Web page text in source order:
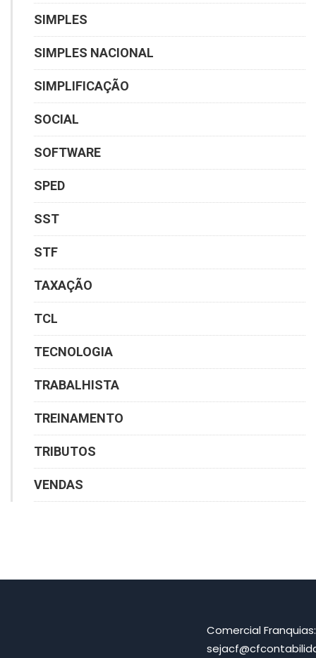
SIMPLES
SIMPLES NACIONAL
SIMPLIFICAÇÃO
SOCIAL
SOFTWARE
SPED
SST
STF
TAXAÇÃO
TCL
TECNOLOGIA
TRABALHISTA
TREINAMENTO
TRIBUTOS
VENDAS
Comercial